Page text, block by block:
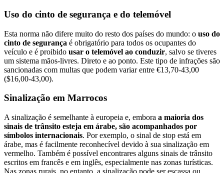
Uso do cinto de segurança e do telemóvel
Esta norma não difere muito do resto dos países do mundo: o uso do
cinto de segurança é obrigatório para todos os ocupantes do
veículo e é proibido usar o telemóvel ao conduzir, salvo se tiveres
um sistema mãos-livres. Direto e ao ponto. Este tipo de infrações são
sancionadas com multas que podem variar entre €13,70-43,00
($16,00-43,00).
Sinalização em Marrocos
A sinalização é semelhante à europeia e, embora a maioria dos
sinais de trânsito esteja em árabe, são acompanhados por
símbolos internacionais. Por exemplo, o sinal de stop está em
árabe, mas é facilmente reconhecível devido à sua sinalização em
vermelho. Também é possível encontrares alguns sinais de trânsito
escritos em francês e em inglês, especialmente nas zonas turísticas.
Nas zonas rurais, no entanto, a sinalização pode ser escassa ou